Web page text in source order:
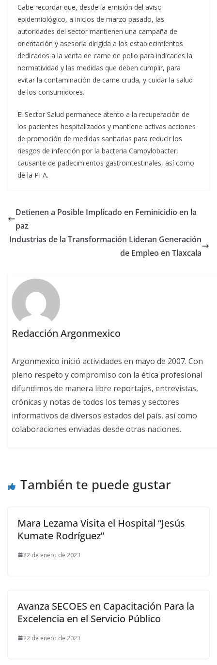
Cabe recordar que, desde la emisión del aviso
epidemiológico, a inicios de marzo pasado, las
autoridades del sector mantienen una campaña de
orientación y asesoría dirigida a los establecimientos
dedicados a la venta de carne de pollo para indicarles la
normatividad y las medidas que deben cumplir, para
evitar la contaminación de carne cruda, y cuidar la salud
de los consumidores.
El Sector Salud permanece atento a la recuperación de
los pacientes hospitalizados y mantiene activas acciones
de promoción de medidas sanitarias para reducir los
riesgos de infección por la bacteria Campylobacter,
causante de padecimientos gastrointestinales, así como
de la PFA.
Detienen a Posible Implicado en Feminicidio en la
paz
Industrias de la Transformación Lideran Generación
de Empleo en Tlaxcala
Redacción Argonmexico
Argonmexico inició actividades en mayo de 2007. Con
pleno respeto y compromiso con la ética profesional
difundimos de manera libre reportajes, entrevistas,
crónicas y notas de todos los temas y sectores
informativos de diversos estados del país, así como
colaboraciones enviadas desde otras naciones.
También te puede gustar
Mara Lezama Visita el Hospital “Jesús
Kumate Rodríguez”
22 de enero de 2023
Avanza SECOES en Capacitación Para la
Excelencia en el Servicio Público
22 de enero de 2023